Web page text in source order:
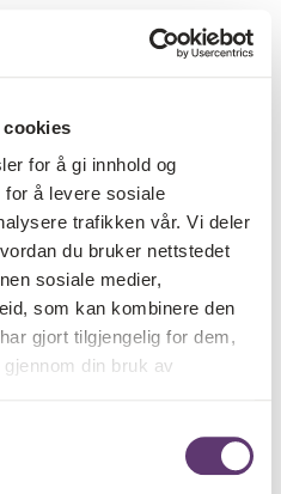
cookies
for å gi innhold og
for å levere sosiale
trafikken vår. Vi deler
du bruker nettstedet
sosiale medier,
som kan kombinere den
gjort tilgjengelig for dem,
din bruk av